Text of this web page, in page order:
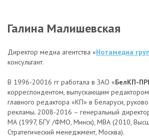
Галина Малишевская
Директор медиа агентства «Нотамедиа
консультант.
В 1996-20016 гг работала в ЗАО «БелКП-
корреспондентом, выпускающим
главного редактора «КП» в Беларуси,
рекламы. 2008-2016 – генеральный
МА (1997, БГУ /ФМО, Минск), МВА (2010,
Стратегический менеджмент, Москва).